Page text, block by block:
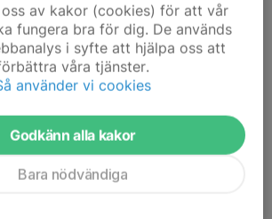
tilldelat datum så byter du själv dag med
25/9
har vi fått fyra matcher för
av kakor (cookies) för att vår
fungera bra för dig. De används
i syfte att hjälpa oss att
våra tjänster.
använder vi cookies
Godkänn alla kakor
Bara nödvändiga